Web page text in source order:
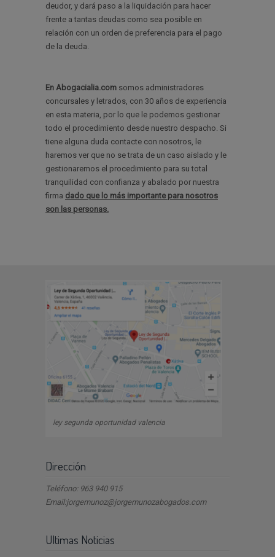
deudor, y dará paso a la liquidación para hacer
frente a tantas deudas como sea posible en
relación con un orden de preferencia para el pago
de la deuda.
En Abogacialia.com somos administradores
concursales y letrados, con 30 años de experiencia
en esta materia, por lo que le podemos gestionar
todo el procedimiento desde nuestro despacho. Si
tiene alguna duda contacte con nosotros, le
haremos ver que no se trata de un caso aislado y le
gestionaremos el procedimiento para su total
tranquilidad con confianza y abalado por nuestra
firma dado que lo más importante para nosotros
son las personas.
ley segunda oportunidad valencia
Dirección
Teléfono: 963 940 915
Email:jorgemunoz@jorgemunozabogados.com
Ultimas Noticias